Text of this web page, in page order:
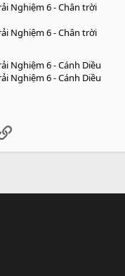
Nghiệm 6 - Chân trời
Nghiệm 6 - Chân trời
Nghiệm 6 - Cánh Diều
Nghiệm 6 - Cánh Diều
Link